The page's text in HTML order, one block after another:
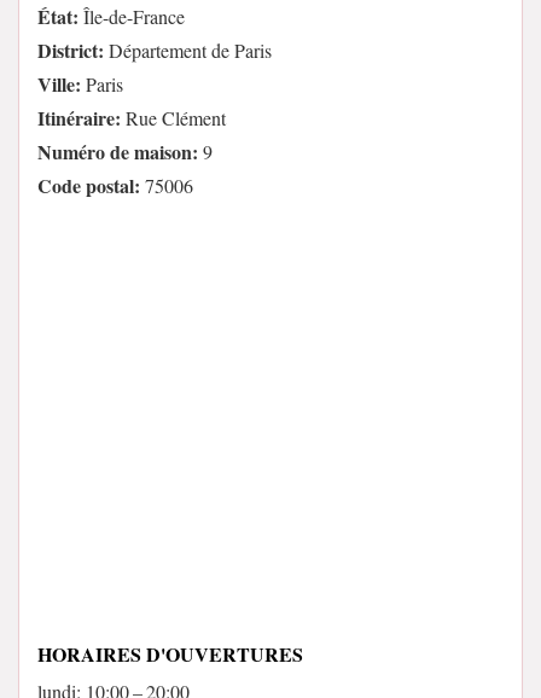
État: Île-de-France
District: Département de Paris
Ville: Paris
Itinéraire: Rue Clément
Numéro de maison: 9
Code postal: 75006
HORAIRES D'OUVERTURES
lundi: 10:00 – 20:00